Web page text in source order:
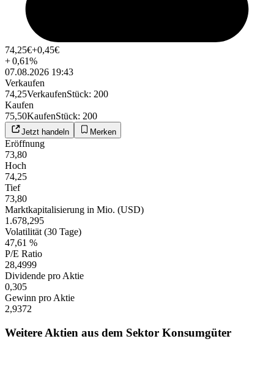
74,25€+0,45€
+0,61%
07.08.2026 19:43
Verkaufen
74,25VerkaufenStück: 200
Kaufen
75,50KaufenStück: 200
Jetzt handeln Merken
Eröffnung
73,80
Hoch
74,25
Tief
73,80
Marktkapitalisierung in Mio. (USD)
1.678,295
Volatilität (30 Tage)
47,61 %
P/E Ratio
28,4999
Dividende pro Aktie
0,305
Gewinn pro Aktie
2,9372
Weitere Aktien aus dem Sektor Konsumgüter